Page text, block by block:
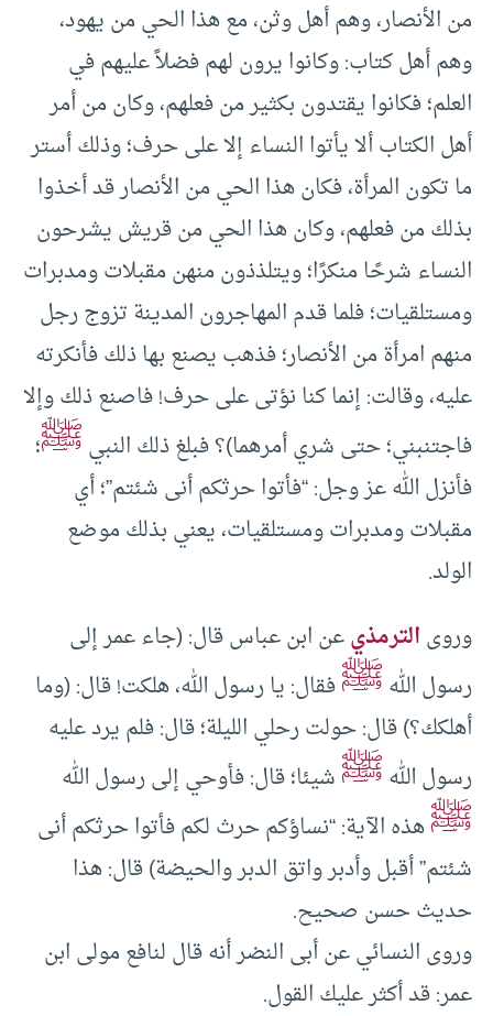
من الأنصار، وهم أهل وثن، مع هذا الحي من يهود،
وهم أهل كتاب: وكانوا يرون لهم فضلاً عليهم في
العلم؛ فكانوا يقتدون بكثير من فعلهم، وكان من أمر
أهل الكتاب ألا يأتوا النساء إلا على حرف؛ وذلك أستر
ما تكون المرأة، فكان هذا الحي من الأنصار قد أخذوا
بذلك من فعلهم، وكان هذا الحي من قريش يشرحون
النساء شرحًا منكرًا؛ ويتلذذون منهن مقبلات ومدبرات
ومستلقيات؛ فلما قدم المهاجرون المدينة تزوج رجل
منهم امرأة من الأنصار؛ فذهب يصنع بها ذلك فأنكرته
عليه، وقالت: إنما كنا نؤتى على حرف! فاصنع ذلك وإلا
فاجتنبني؛ حتى شري أمرهما)؟ فبلغ ذلك النبيﷺ؛
فأنزل الله عز وجل: “فأتوا حرثكم أنى شئتم”؛ أي
مقبلات ومدبرات ومستلقيات، يعني بذلك موضع
الولد.
وروىالترمذيعن ابن عباس قال: (جاء عمر إلى
رسول اللهﷺفقال: يا رسول الله، هلكت! قال: (وما
أهلكك؟) قال: حولت رحلي الليلة؛ قال: فلم يرد عليه
رسول اللهﷺشيئا؛ قال: فأوحي إلى رسول الله
ﷺهذه الآية: “نساؤكم حرث لكم فأتوا حرثكم أنى
شئتم” أقبل وأدبر واتق الدبر والحيضة) قال: هذا
حديث حسن صحيح.
وروى النسائي عن أبى النضر أنه قال لنافع مولى ابن
عمر: قد أكثر عليك القول.